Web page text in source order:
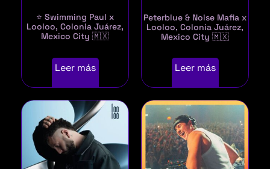
⭐ Swimming Paul x
Looloo, Colonia Juárez,
Mexico City 🇲🇽
Leer más
Peterblue & Noise Mafia x
Looloo, Colonia Juárez,
Mexico City 🇲🇽
Leer más